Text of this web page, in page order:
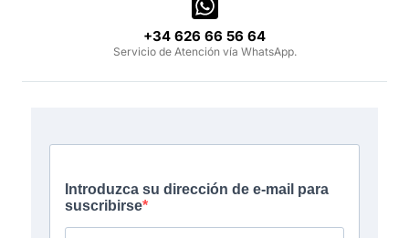
‪+34 626 66 56 64‬
Servicio de Atención vía WhatsApp.